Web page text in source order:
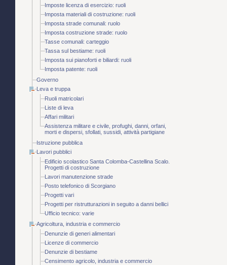
Imposte licenza di esercizio: ruoli
Imposta materiali di costruzione: ruoli
Imposta strade comunali: ruolo
Imposta costruzione strade: ruolo
Tasse comunali: carteggio
Tassa sul bestiame: ruoli
Imposta sui pianoforti e biliardi: ruoli
Imposta patente: ruoli
Governo
Leva e truppa
Ruoli matricolari
Liste di leva
Affari militari
Assistenza militare e civile, profughi, danni, orfani,
morti e dispersi, sfollati, sussidi, attività partigiane
Istruzione pubblica
Lavori pubblici
Edificio scolastico Santa Colomba-Castellina Scalo.
Progetti di costruzione
Lavori manutenzione strade
Posto telefonico di Scorgiano
Progetti vari
Progetti per ristrutturazioni in seguito a danni bellici
Ufficio tecnico: varie
Agricoltura, industria e commercio
Denunzie di generi alimentari
Licenze di commercio
Denunzie di bestiame
Censimento agricolo, industria e commercio